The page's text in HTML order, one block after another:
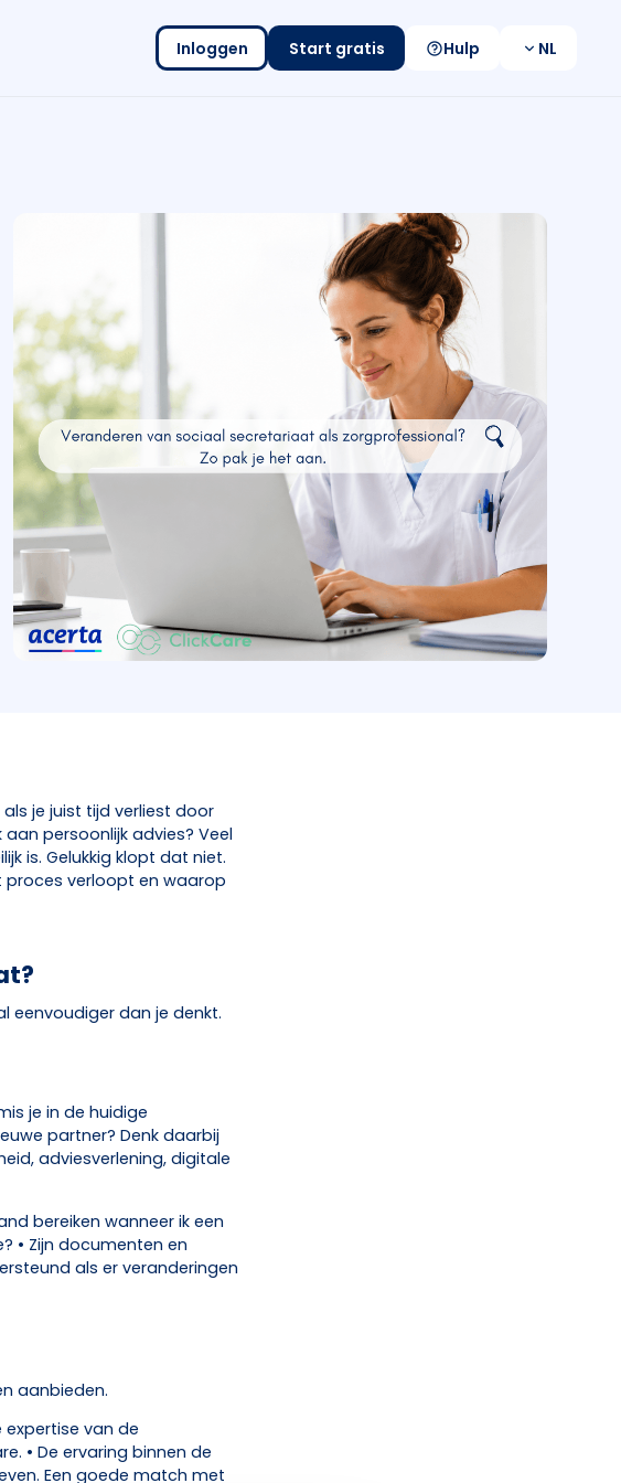
Inloggen Start gratis Hulp NL
je juist tijd verliest door
persoonlijk advies? Veel
is. Gelukkig klopt dat niet.
proces verloopt en waarop
eenvoudiger dan je denkt.
je in de huidige
partner? Denk daarbij
adviesverlening, digitale
bereiken wanneer ik een
• Zijn documenten en
als er veranderingen
aanbieden.
expertise van de
• De ervaring binnen de
Een goede match met